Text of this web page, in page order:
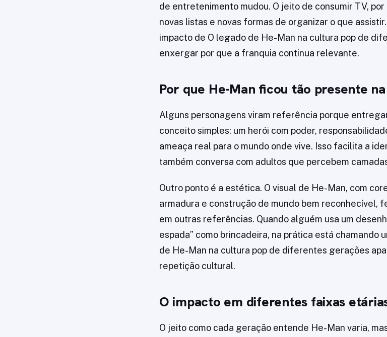
de entretenimento mudou. O jeito de consumir TV,
novas listas e novas formas de organizar o que
impacto de O legado de He-Man na cultura pop de
enxergar por que a franquia continua relevante.
Por que He-Man ficou tão presente
Alguns personagens viram referência porque
conceito simples: um herói com poder,
ameaça real para o mundo onde vive. Isso facilita a
também conversa com adultos que percebem
Outro ponto é a estética. O visual de He-Man, com
armadura e construção de mundo bem reconhecível,
em outras referências. Quando alguém usa um
espada” como brincadeira, na prática está chamando
de He-Man na cultura pop de diferentes gerações
repetição cultural.
O impacto em diferentes faixas
O jeito como cada geração entende He-Man varia,